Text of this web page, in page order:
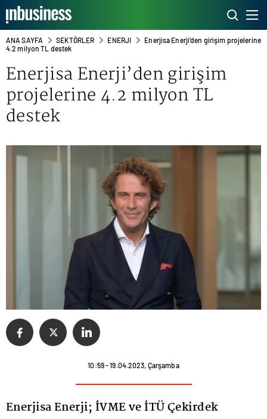
ANA SAYFA SEKTÖRLER ENERJI
Enerjisa Enerji’den girişim projelerine
4.2 milyon TL destek
Enerjisa Enerji’den girişim
projelerine 4.2 milyon TL
destek
10:59 - 19.04.2023, Çarşamba
Enerjisa Enerji; İVME ve İTÜ Çekirdek